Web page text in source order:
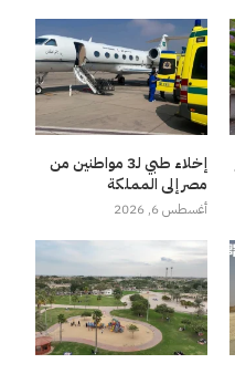
إخلاء طبي لـ3 مواطنين من
مصر إلى المملكة
أغسطس 6, 2026